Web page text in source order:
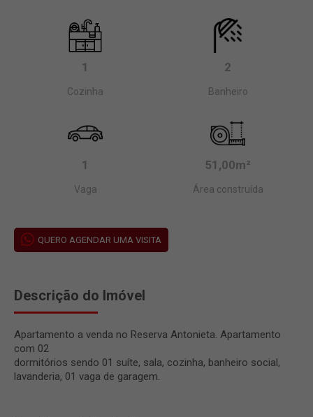
1
Cozinha
2
Banheiro
1
Vaga
51,00m²
Área construída
QUERO AGENDAR UMA VISITA
Descrição do Imóvel
Apartamento a venda no Reserva Antonieta. Apartamento
com 02
dormitórios sendo 01 suíte, sala, cozinha, banheiro social,
lavanderia, 01 vaga de garagem.